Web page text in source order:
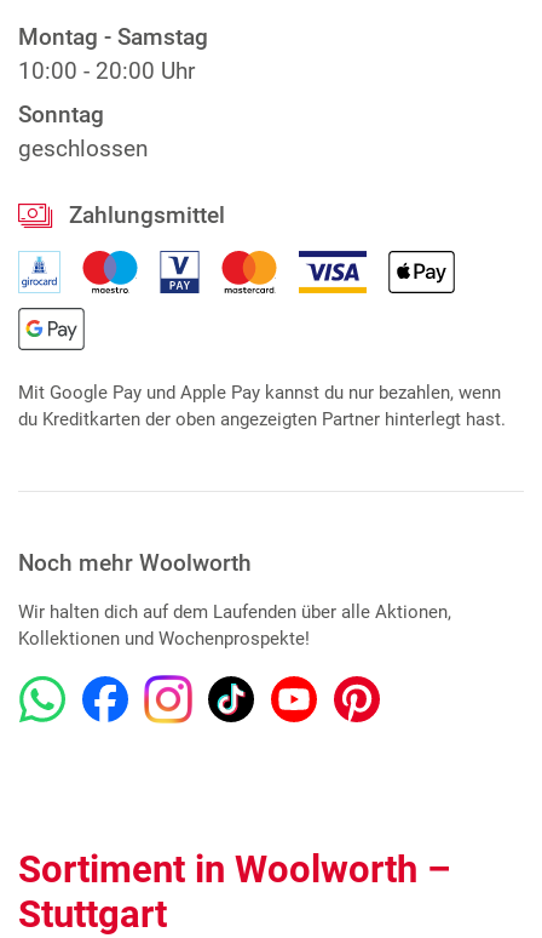
Montag - Samstag
10:00 - 20:00 Uhr
Sonntag
geschlossen
Zahlungsmittel
Mit Google Pay und Apple Pay kannst du nur bezahlen, wenn
du Kreditkarten der oben angezeigten Partner hinterlegt hast.
Noch mehr Woolworth
Wir halten dich auf dem Laufenden über alle Aktionen,
Kollektionen und Wochenprospekte!
Sortiment in Woolworth –
Stuttgart